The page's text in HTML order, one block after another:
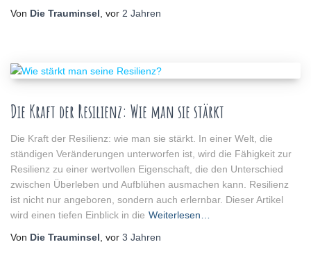
Von Die Trauminsel , vor 2 Jahren
Die Kraft der Resilienz: Wie man sie stärkt
Die Kraft der Resilienz: wie man sie stärkt. In einer Welt, die
ständigen Veränderungen unterworfen ist, wird die Fähigkeit zur
Resilienz zu einer wertvollen Eigenschaft, die den Unterschied
zwischen Überleben und Aufblühen ausmachen kann. Resilienz
ist nicht nur angeboren, sondern auch erlernbar. Dieser Artikel
wird einen tiefen Einblick in die Weiterlesen…
Von Die Trauminsel, vor 3 Jahren